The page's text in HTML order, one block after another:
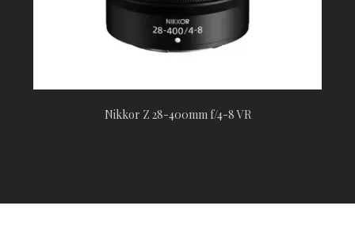
Nikkor Z 28-400mm f/4-8 VR